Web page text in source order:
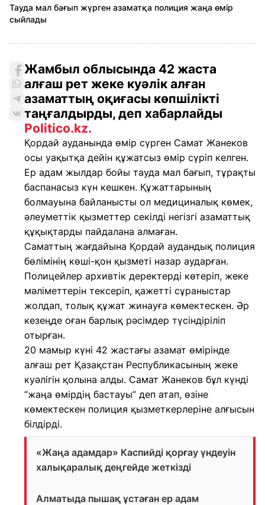
Тауда мал бағып жүрген азаматқа полиция жаңа өмір
сыйлады
Жамбыл облысында 42 жаста
алғаш рет жеке куәлік алған
азаматтың оқиғасы көпшілікті
таңғалдырды, деп хабарлайды
Politico.kz.
Қордай ауданында өмір сүрген Самат Жанеков
осы уақытқа дейін құжатсыз өмір сүріп келген.
Ер адам жылдар бойы тауда мал бағып, тұрақты
баспанасыз күн кешкен. Құжаттарының
болмауына байланысты ол медициналық көмек,
әлеуметтік қызметтер секілді негізгі азаматтық
құқықтарды пайдалана алмаған.
Саматтың жағдайына Қордай аудандық полиция
бөлімінің көші-қон қызметі назар аударған.
Полицейлер архивтік деректерді көтеріп, жеке
мәліметтерін тексеріп, қажетті сұраныстар
жолдап, толық құжат жинауға көмектескен. Әр
кезеңде оған барлық рәсімдер түсіндіріліп
отырған.
20 мамыр күні 42 жастағы азамат өмірінде
алғаш рет Қазақстан Республикасының жеке
куәлігін қолына алды. Самат Жанеков бұл күнді
“жаңа өмірдің бастауы” деп атап, өзіне
көмектескен полиция қызметкерлеріне алғысын
білдірді.
«Жаңа адамдар» Каспийді қорғау үндеуін
халықаралық деңгейде жеткізді
Алматыда пышақ ұстаған ер адам